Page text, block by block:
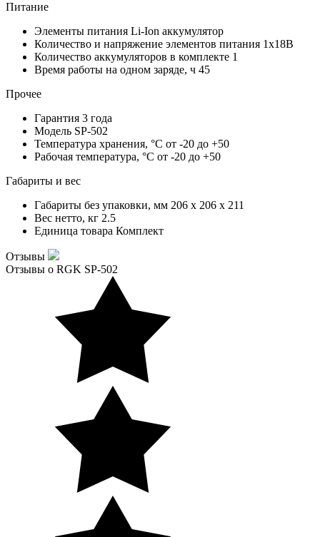
Питание
Элементы питания Li-Ion аккумулятор
Количество и напряжение элементов питания 1х18В
Количество аккумуляторов в комплекте 1
Время работы на одном заряде, ч 45
Прочее
Гарантия 3 года
Модель SP-502
Температура хранения, °С от -20 до +50
Рабочая температура, °С от -20 до +50
Габариты и вес
Габариты без упаковки, мм 206 x 206 x 211
Вес нетто, кг 2.5
Единица товара Комплект
Отзывы
Отзывы о RGK SP-502